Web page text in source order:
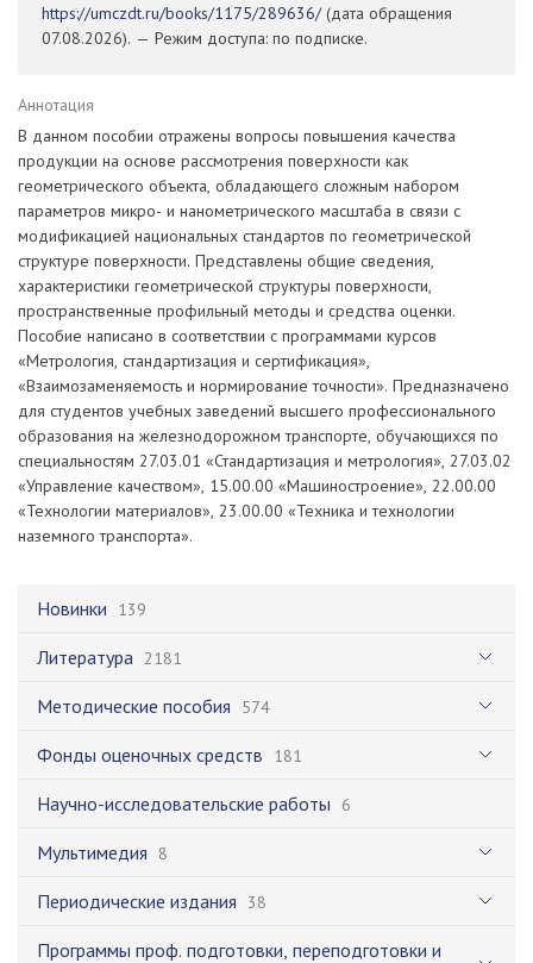
Новинки 139
Литература 2181
Методические пособия 574
Фонды оценочных средств 181
Научно-исследовательские работы 6
Мультимедия 8
Периодические издания 38
Программы проф. подготовки, переподготовки и
https://umczdt.ru/books/1175/289636/(дата обращения
07.08.2026). — Режим доступа: по подписке.
Аннотация
В данном пособии отражены вопросы повышения качества
продукции на основе рассмотрения поверхности как
геометрического объекта, обладающего сложным набором
параметров микро- и нанометрического масштаба в связи с
модификацией национальных стандартов по геометрической
структуре поверхности. Представлены общие сведения,
характеристики геометрической структуры поверхности,
пространственные профильный методы и средства оценки.
Пособие написано в соответствии с программами курсов
«Метрология, стандартизация и сертификация»,
«Взаимозаменяемость и нормирование точности». Предназначено
для студентов учебных заведений высшего профессионального
образования на железнодорожном транспорте, обучающихся по
специальностям 27.03.01 «Стандартизация и метрология», 27.03.02
«Управление качеством», 15.00.00 «Машиностроение», 22.00.00
«Технологии материалов», 23.00.00 «Техника и технологии
наземного транспорта».